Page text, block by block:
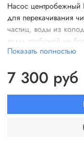
Насос центробежный
для перекачивания
частиц, воды из
воды, глубиной не
применение насоса в
водопроводной сети.
нержавеющей стали
Показать полностью
7 300 руб